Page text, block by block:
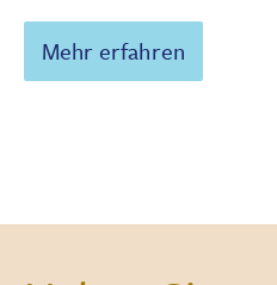
Mehr erfahren